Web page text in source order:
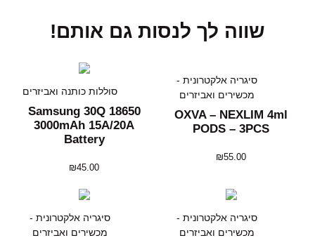
שווה לך לנסות גם אותם!
סיגריה אלקטרונית -
מכשירים ואביזרים
OXVA – NEXLIM 4ml
PODS – 3PCS
₪55.00
סוללות כותנה ואביזרים
Samsung 30Q 18650
3000mAh 15A/20A
Battery
₪45.00
סיגריה אלקטרונית -
מכשירים ואביזרים
סיגריה אלקטרונית -
מכשירים ואביזרים